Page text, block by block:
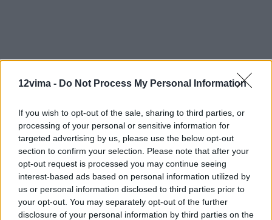
12vima - Do Not Process My Personal Information
If you wish to opt-out of the sale, sharing to third parties, or
processing of your personal or sensitive information for
targeted advertising by us, please use the below opt-out
section to confirm your selection. Please note that after your
opt-out request is processed you may continue seeing
interest-based ads based on personal information utilized by
us or personal information disclosed to third parties prior to
your opt-out. You may separately opt-out of the further
disclosure of your personal information by third parties on the